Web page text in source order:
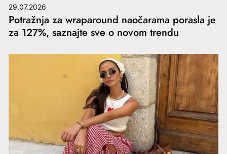
29.07.2026
Potražnja za wraparound naočarama porasla je
za 127%, saznajte sve o novom trendu